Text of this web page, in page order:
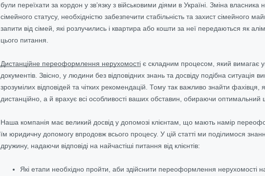
були переїхати за кордон у зв’язку з військовими діями в Україні. Зміна
сімейного статусу, необхідністю забезпечити стабільність та захист
запити від сімей, які розлучились і квартира або кошти за неї передаються як
цього питання.
Дистанційне переоформлення нерухомості є складним процесом, який вимагає
документів. Звісно, у людини без відповідних знань та досвіду подібна
зрозумілих відповідей та чітких рекомендацій. Тому так важливо знайти
дистанційно, а й врахує всі особливості ваших обставин, обираючи
Наша компанія має великий досвід у допомозі клієнтам, що мають намір
їм юридичну допомогу впродовж всього процесу. У цій статті ми поділимося
дружину, надаючи відповіді на найчастіші питання від клієнтів:
Які етапи необхідно пройти, аби здійснити переоформлення нерухомості